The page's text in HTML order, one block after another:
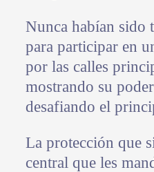
Nunca habían sido
para participar en
por las calles
mostrando su
desafiando el
La protección que
central que les